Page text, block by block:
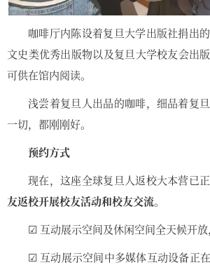
咖啡厅内陈设着复旦大学出版社捐出
文史类优秀出版物以及复旦大学校友会出
可供在馆内阅读。
浅尝着复旦人出品的咖啡，细品着复旦
一切，都刚刚好。
预约方式
现在，这座全球复旦人返校大本营已正
友返校开展校友活动和校友交流。
☑ 互动展示空间及休闲空间全天候开放
☑ 互动展示空间中多媒体互动设备正